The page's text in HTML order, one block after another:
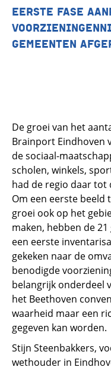
EERSTE FASE
GEMEENTEN
De groei van het
Brainport Eindhoven
de sociaal-
scholen, winkels,
had de regio daar tot
Om een eerste beeld
groei ook op het
maken, hebben de
een eerste
gekeken naar de
benodigde
belangrijk onderdeel
het Beethoven
waarheid maar een
gegeven kan worden.
Stijn Steenbakkers,
wethouder in